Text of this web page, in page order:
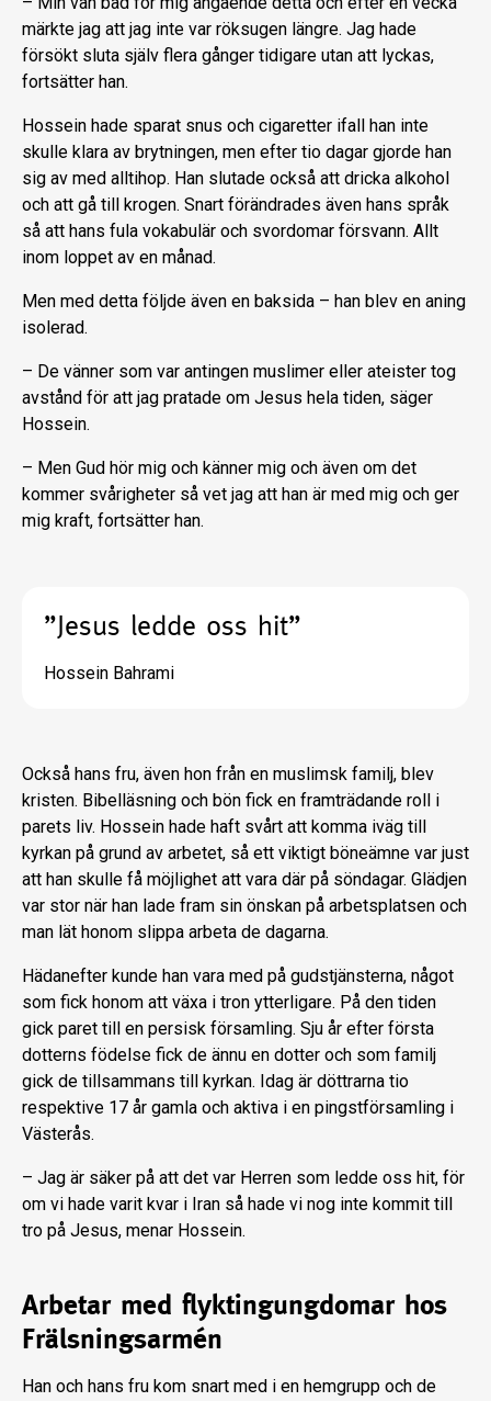
märkte jag att jag inte var röksugen längre. Jag hade
försökt sluta själv flera gånger tidigare utan att lyckas,
fortsätter han.
Hossein hade sparat snus och cigaretter ifall han inte
skulle klara av brytningen, men efter tio dagar gjorde han
sig av med alltihop. Han slutade också att dricka alkohol
och att gå till krogen. Snart förändrades även hans språk
så att hans fula vokabulär och svordomar försvann. Allt
inom loppet av en månad.
Men med detta följde även en baksida – han blev en aning
isolerad.
– De vänner som var antingen muslimer eller ateister tog
avstånd för att jag pratade om Jesus hela tiden, säger
Hossein.
– Men Gud hör mig och känner mig och även om det
kommer svårigheter så vet jag att han är med mig och ger
mig kraft, fortsätter han.
”Jesus ledde oss hit”
Hossein Bahrami
Också hans fru, även hon från en muslimsk familj, blev
kristen. Bibelläsning och bön fick en framträdande roll i
parets liv. Hossein hade haft svårt att komma iväg till
kyrkan på grund av arbetet, så ett viktigt böneämne var just
att han skulle få möjlighet att vara där på söndagar. Glädjen
var stor när han lade fram sin önskan på arbetsplatsen och
man lät honom slippa arbeta de dagarna.
Hädanefter kunde han vara med på gudstjänsterna, något
som fick honom att växa i tron ytterligare. På den tiden
gick paret till en persisk församling. Sju år efter första
dotterns födelse fick de ännu en dotter och som familj
gick de tillsammans till kyrkan. Idag är döttrarna tio
respektive 17 år gamla och aktiva i en pingstförsamling i
Västerås.
– Jag är säker på att det var Herren som ledde oss hit, för
om vi hade varit kvar i Iran så hade vi nog inte kommit till
tro på Jesus, menar Hossein.
Arbetar med flyktingungdomar hos
Frälsningsarmén
Han och hans fru kom snart med i en hemgrupp och de